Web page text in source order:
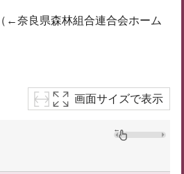
（←奈良県森林組合連合会ホーム
画面サイズで表示